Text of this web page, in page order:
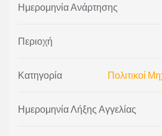
Ημερομηνία Ανάρτησης
Περιοχή
Κατηγορία Πολιτικοί
Ημερομηνία Λήξης Αγγελίας